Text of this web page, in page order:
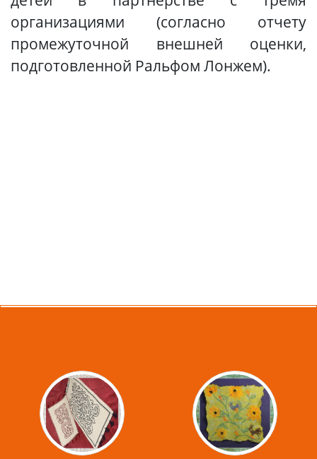
организациями (согласно отчету
промежуточной внешней оценки,
подготовленной Ральфом Лонжем).